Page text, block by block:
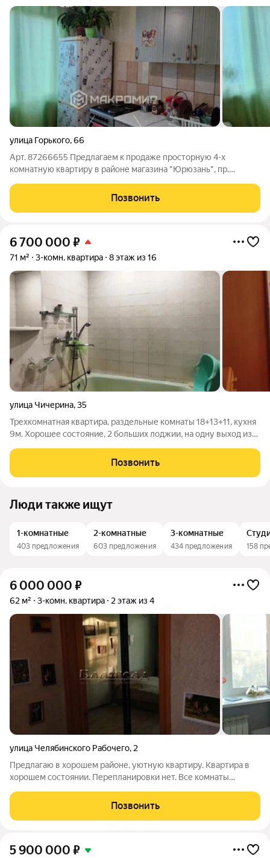
улица Горького,66
Арт. 87266655 Предлагаем к продаже просторную 4-х
комнатную квартиру в районе магазина "Юрюзань", пр.
разные стороны, широкий коридор, имеется кладовка. 3 окна
во двор - не шумно. Санузел
Позвонить
6 700 000 ₽
71 м² 3-комн. квартира 8 этаж из 16
улица Чичерина,35
Трехкомнатная квартира, раздельные комнаты 18+13+11, кухня
9м. Хорошее состояние, 2 больших лоджии, на одну выход из
окна выходят во двор на восток и север. Отличное
месторасположение у
Позвонить
Люди также ищут
1-комнатные
403 предложения
2-комнатные
603 предложения
3-комнатные
434 предложения 158
6 000 000 ₽
62 м² 3-комн. квартира 2 этаж из 4
улица Челябинского Рабочего, 2
Предлагаю в хорошем районе, уютную квартиру. Квартира в
хорошем состоянии. Перепланировки нет. Все комнаты
пластиковые. Межкомнатные двери - ламинированные. Стены
оклеены обоями. На полу линолеум.
Позвонить
5 900 000 ₽